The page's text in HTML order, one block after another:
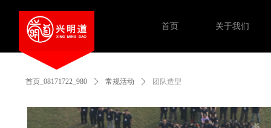
首页 关于我们
首页_08171722_980 ꄲ 常规活动 ꄲ 团队造型